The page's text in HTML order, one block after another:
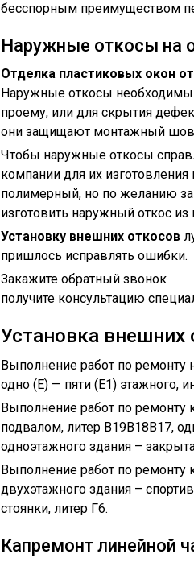
бесспорным преимуществом
Наружные откосы на
Отделка пластиковых окон
Наружные откосы необходимы
проему, или для скрытия
они защищают монтажный шов
Чтобы наружные откосы
компании для их
полимерный, но по желанию
изготовить наружный откос из
Установку внешних откосов
пришлось исправлять ошибки.
Закажите обратный звонок
получите консультацию
Установка внешних
Выполнение работ по ремонту
одно (Е) — пяти (Е1) этажного,
Выполнение работ по ремонту
подвалом, литер В19В18В17,
одноэтажного здания –
Выполнение работ по ремонту
двухэтажного здания –
стоянки, литер Г6.
Капремонт линейной